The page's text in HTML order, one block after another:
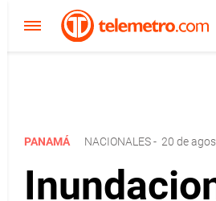
PANAMÁ NACIONALES- 20 de